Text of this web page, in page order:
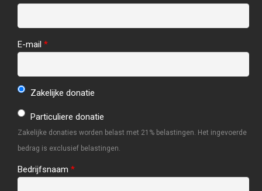
E-mail *
Zakelijke donatie
Particuliere donatie
Zakelijke donaties worden belast met 21% belastingen. Het ingevoerde
bedrag is exclusief belastingen.
Bedrijfsnaam *